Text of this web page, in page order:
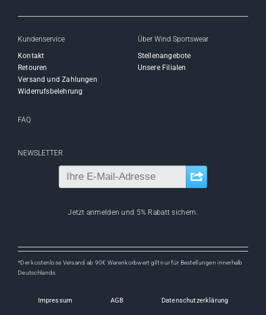
Kundenservice
Kontakt
Retouren
Versand und Zahlungen
Widerrufsbelehrung
Über Wind Sportswear
Stellenangebote
Unsere Filialen
FAQ
NEWSLETTER
Jetzt anmelden und 5% Rabatt sichern.
*Der kostenlose Versand ab 90€ Warenkorbwert gilt nur für Bestellungen innerhalb
Deutschlands.
Impressum AGB Datenschutzerklärung